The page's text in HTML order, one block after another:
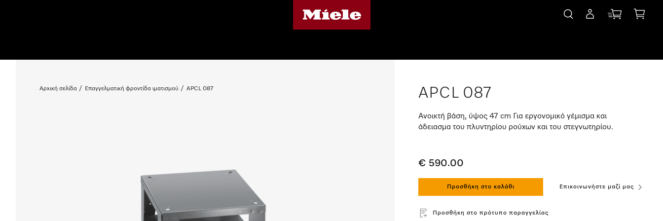
Αρχική σελίδα Επαγγελματική φροντίδα ιματισμού APCL 087 APCL 087
Ανοικτή βάση, ύψος 47 cm Για εργονομικό γέμισμα και
άδειασμα του πλυντηρίου ρούχων και του στεγνωτηρίου.
€ 590.00
Προσθήκη στο καλάθι Επικοινωνήστε μαζί μας
Προσθήκη στο πρότυπο παραγγελίας